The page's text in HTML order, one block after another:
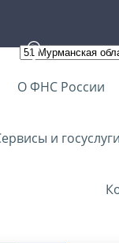
О ФНС России
и